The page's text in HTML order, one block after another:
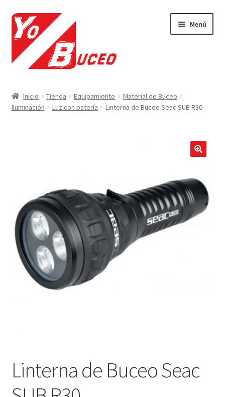
Ir
navegación
Ir
al
contenido
Menú
menú
EQUIPAMIENTO
hijo
el
menú
SEGUROS DE BUCEO
MI CUENTA
WEB YOBUCEO
Inicio Tienda Equipamiento
Material de Buceo
Iluminación
Luz con batería Linterna de Buceo Seac SUB R30
Linterna de Buceo Seac